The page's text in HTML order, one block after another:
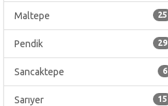
25
Maltepe
29
Pendik
6
Sancaktepe
15
Sarıyer